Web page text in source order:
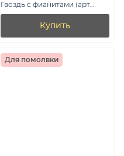
Гвоздь с фианитами (арт.
3261415)
Купить
Для помолвки